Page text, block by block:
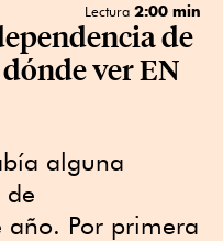
Lectura 2:00 min
de
ver EN
alguna
de
año. Por primera